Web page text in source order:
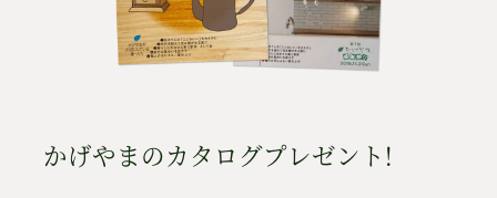
かげやまのカタログプレゼント!